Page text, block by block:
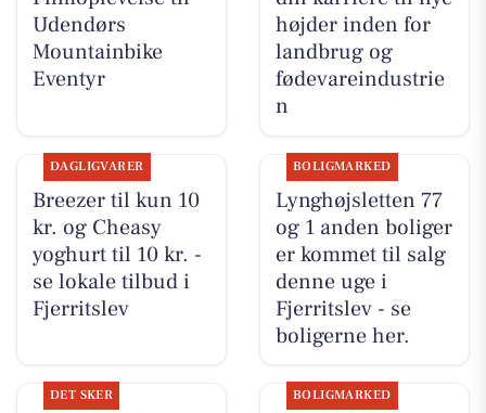
Udendørs
Mountainbike
Eventyr
højder inden for
landbrug og
fødevareindustrie
n
DAGLIGVARER
Breezer til kun 10
kr. og Cheasy
yoghurt til 10 kr. -
se lokale tilbud i
Fjerritslev
BOLIGMARKED
Lynghøjsletten 77
og 1 anden boliger
er kommet til salg
denne uge i
Fjerritslev - se
boligerne her.
DET SKER BOLIGMARKED